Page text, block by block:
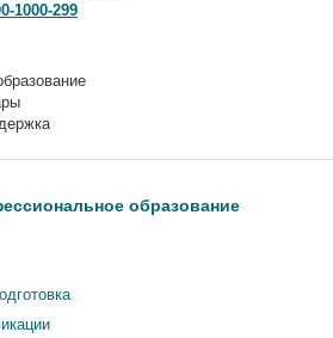
1000-299
образование